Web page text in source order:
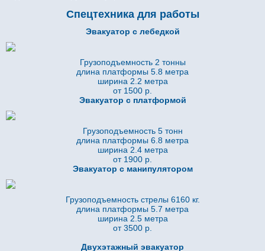
Спецтехника для работы
Эвакуатор с лебедкой
Грузоподъемность 2 тонны
длина платформы 5.8 метра
ширина 2.2 метра
от 1500 р.
Эвакуатор с платформой
Грузоподъемность 5 тонн
длина платформы 6.8 метра
ширина 2.4 метра
от 1900 р.
Эвакуатор с манипулятором
Грузоподъемность стрелы 6160 кг.
длина платформы 5.7 метра
ширина 2.5 метра
от 3500 р.
Двухэтажный эвакуатор